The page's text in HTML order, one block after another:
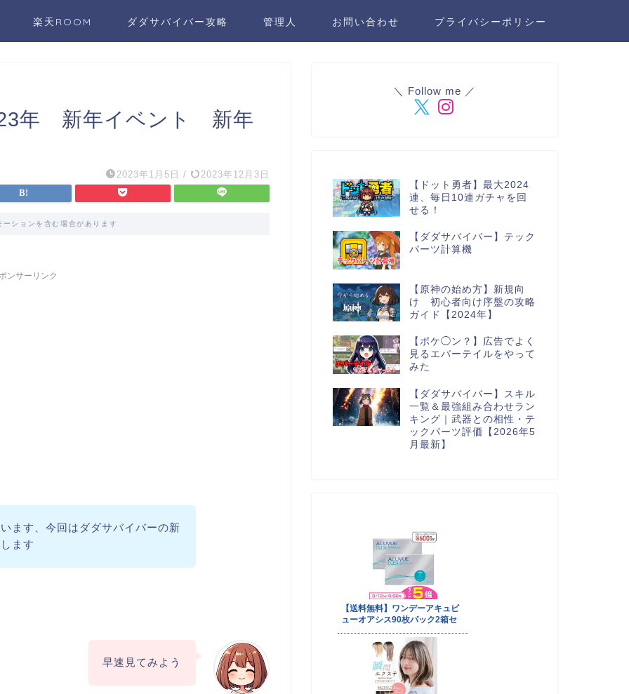
楽天ROOM ダダサバイバー攻略 管理人 お問い合わせ プライバシーポリシー
年 新年イベント 新年
2023年1月5日 / 2023年12月3日
ーションを含む場合があります
ンサーリンク
ます、今回はダダサバイバーの新
ます
早速見てみよう
＼ Follow me ／
【ドット勇者】最大2024
連、毎日10連ガチャを回
せる！
【ダダサバイバー】テック
パーツ計算機
【原神の始め方】新規向
け 初心者向け序盤の攻略
ガイド【2024年】
【ポケ◯ン？】広告でよく
見るエバーテイルをやって
みた
【ダダサバイバー】スキル
一覧＆最強組み合わせラン
キング｜武器との相性・テ
ックパーツ評価【2026年5
月最新】